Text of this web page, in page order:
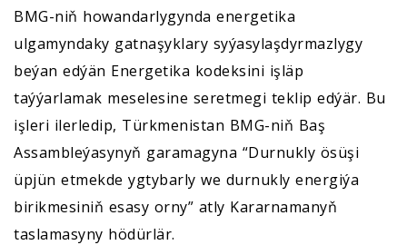
BMG-niň howandarlygynda energetika
ulgamyndaky gatnaşyklary syýasylaşdyrmazlygy
beýan edýän Energetika kodeksini işläp
taýýarlamak meselesine seretmegi teklip edýär. Bu
işleri ilerledip, Türkmenistan BMG-niň Baş
Assambleýasynyň garamagyna “Durnukly ösüşi
üpjün etmekde ygtybarly we durnukly energiýa
birikmesiniň esasy orny” atly Kararnamanyň
taslamasyny hödürlär.